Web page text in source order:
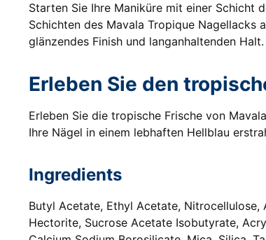
Starten Sie Ihre Maniküre mit einer Schicht
Schichten des Mavala Tropique Nagellacks
glänzendes Finish und langanhaltenden Halt.
Erleben Sie den
Erleben Sie die tropische Frische von
Ihre Nägel in einem lebhaften Hellblau
Ingredients
Butyl Acetate, Ethyl Acetate,
Hectorite, Sucrose Acetate Isobutyrate,